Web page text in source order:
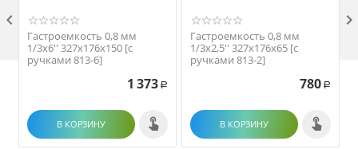
Гастроемкость 0,8 мм
1/3х6'' 327х176х150 [с
ручками 813-6]
1 373 Р
В КОРЗИНУ
Гастроемкость 0,8 мм
1/3х2,5'' 327х176х65 [с
ручками 813-2]
780 Р
В КОРЗИНУ
 